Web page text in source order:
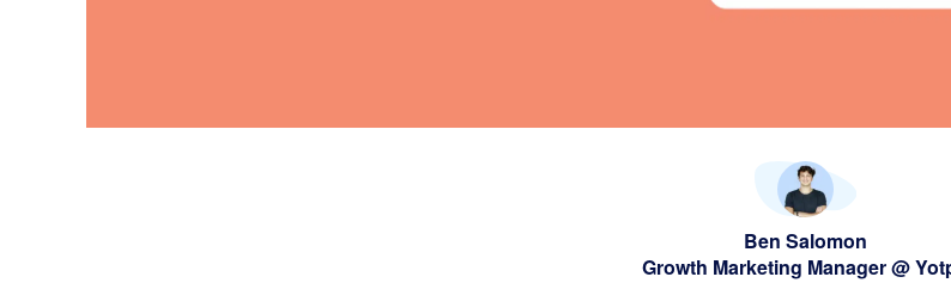
Ben Salomon
Growth Marketing Manager @